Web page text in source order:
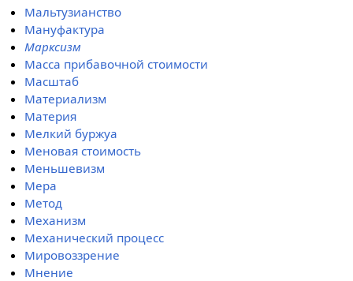
Мальтузианство
Мануфактура
Марксизм
Масса прибавочной стоимости
Масштаб
Материализм
Материя
Мелкий буржуа
Меновая стоимость
Меньшевизм
Мера
Метод
Механизм
Механический процесс
Мировоззрение
Мнение